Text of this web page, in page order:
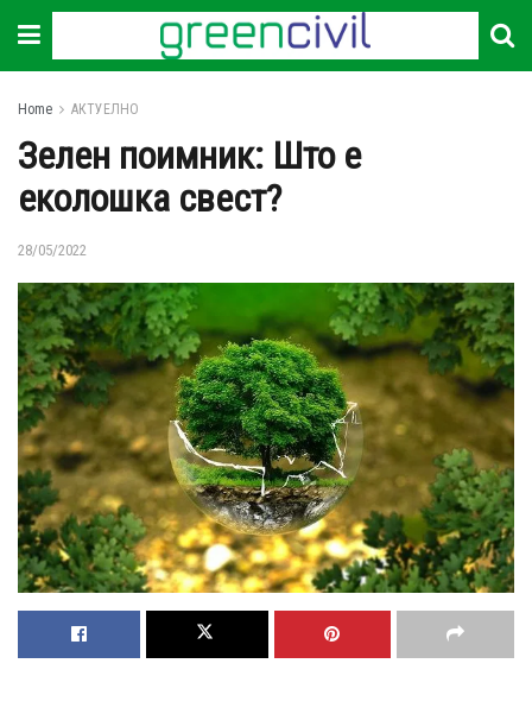
Home АКТУЕЛНО
Зелен поимник: Што е
еколошка свест?
28/05/2022